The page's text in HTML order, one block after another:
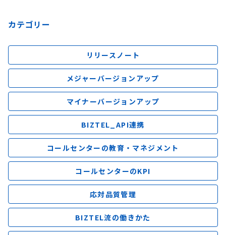
カテゴリー
リリースノート
メジャーバージョンアップ
マイナーバージョンアップ
BIZTEL_API連携
コールセンターの教育・マネジメント
コールセンターのKPI
応対品質管理
BIZTEL流の働きかた